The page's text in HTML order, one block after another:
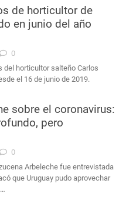
de horticultor de
en junio del año
0
del horticultor salteño Carlos
el 16 de junio de 2019.
sobre el coronavirus:
pero
0
Arbeleche fue entrevistada
que Uruguay pudo aprovechar